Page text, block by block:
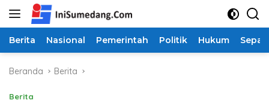
Langsung
Berita Nasional Pemerintah Politik Hukum
Beranda Berita
Berita